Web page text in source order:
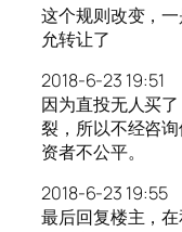
这个规则改变，
允转让了
2018-6-23 19:51
因为直投无人买
裂，所以不经咨
资者不公平。
2018-6-23 19:55
最后回复楼主，